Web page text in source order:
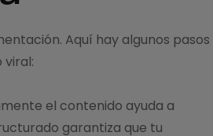
Aquí hay algunos pasos
el contenido ayuda a
garantiza que tu